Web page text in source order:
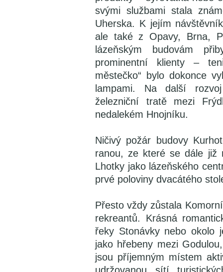
svými službami stala
Uherska. K jejím
ale také z Opavy, Brna,
lázeňským budovám
prominentní klienty –
městečko“ bylo dokonce
lampami. Na další
železniční tratě mezi
nedalekém Hnojníku.
Ničivý požár budovy
ranou, ze které se dále již
Lhotky jako lázeňského
prvé poloviny dvacátého
Přesto vždy zůstala
rekreantů. Krásná
řeky Stonávky nebo okolo
jako hřebeny mezi
jsou příjemným místem